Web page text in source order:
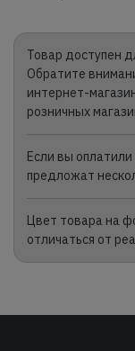
Товар доступен
Обратите
интернет-
розничных
Если вы
предложат
Цвет товара на
отличаться от